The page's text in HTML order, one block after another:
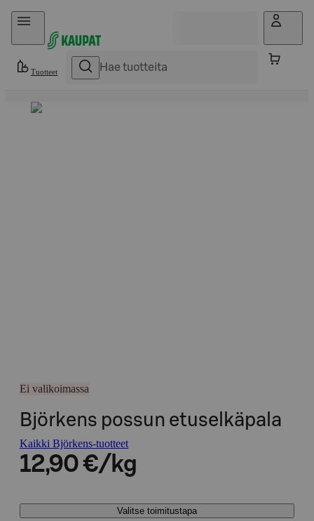
Hyppää sisältöön
Tuotteet
Ei valikoimassa
Björkens possun etuselkäpala
Kaikki Björkens-tuotteet
12,90 €/kg
Valitse toimitustapa